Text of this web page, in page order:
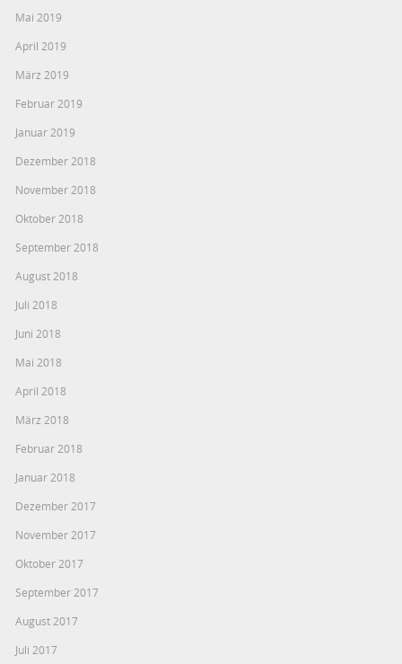
Mai 2019
April 2019
März 2019
Februar 2019
Januar 2019
Dezember 2018
November 2018
Oktober 2018
September 2018
August 2018
Juli 2018
Juni 2018
Mai 2018
April 2018
März 2018
Februar 2018
Januar 2018
Dezember 2017
November 2017
Oktober 2017
September 2017
August 2017
Juli 2017